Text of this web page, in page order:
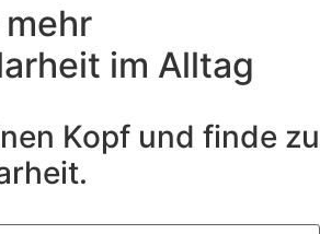
im Alltag
Kopf und finde zu